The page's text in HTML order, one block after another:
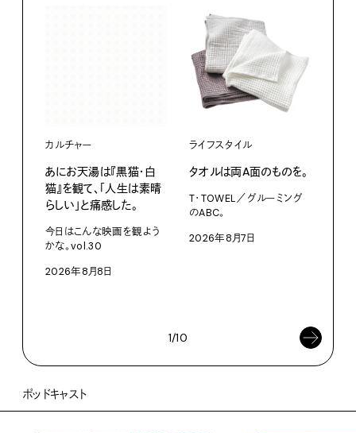
カルチャー
あにお天湯は『黒猫・白
猫』を観て、「人生は素晴
らしい」と痛感した。
今日はこんな映画を観よう
かな。vol.30
2026年8月8日
ライフスタイル
タオルは両A面のものを。
T・TOWEL／グルーミング
のABC。
2026年8月7日
1/10
ポッドキャスト